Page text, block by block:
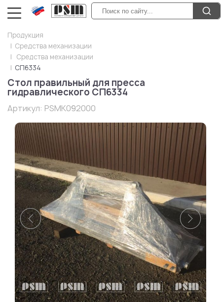
Продукция
Средства механизации
Средства механизации
СП6334
Стол правильный для пресса
гидравлического СП6334
Артикул: PSMK092000